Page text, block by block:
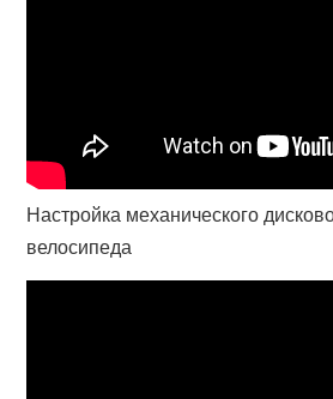
Настройка механического
велосипеда